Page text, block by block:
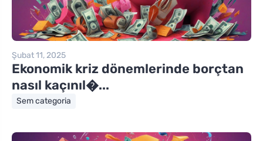
Şubat 11, 2025
Ekonomik kriz dönemlerinde borçtan
nasıl kaçınıl�...
Sem categoria